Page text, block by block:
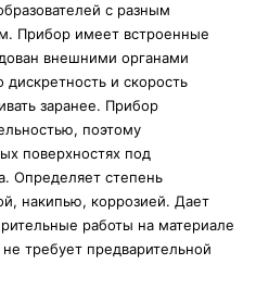
с разным
Прибор имеет встроенные
внешними органами
дискретность и скорость
заранее. Прибор
поэтому
поверхностях под
Определяет степень
накипью, коррозией. Дает
работы на материале
требует предварительной